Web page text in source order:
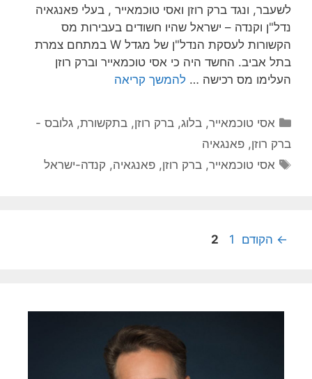
לשעבר, ונגד ברק רוזן ואסי טוכמאייר , בעלי פאנגאיה
נדל"ן וקנדה – ישראל שהיו חשודים בעבירות מס
הקשורות לעסקת הנדל"ן של מגדל W במתחם צמרת
בתל אביב. החשד היה כי אסי טוכמאייר וברק רוזן
העלימו מס רכישה … להמשך קריאה
קטגוריות
אסי טוכמאייר,בלוג,ברק רוזן,בתקשורת,גלובס -
ברק רוזן, פאנגאיה
תגיות
אסי טוכמאייר,ברק רוזן,פאנגאיה, קנדה-ישראל
← הקודם עמוד
1 עמוד
2